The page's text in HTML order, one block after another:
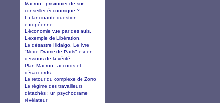
Macron : prisonnier de son
conseiller économique ?
La lancinante question
européenne
L'économie vue par des nuls.
L'exemple de Libération.
Le désastre Hidalgo. Le livre
"Notre Drame de Paris" est en
dessous de la vérité
Plan Macron : accords et
désaccords
Le retour du complexe de Zorro
Le régime des travailleurs
détachés : un psychodrame
révélateur